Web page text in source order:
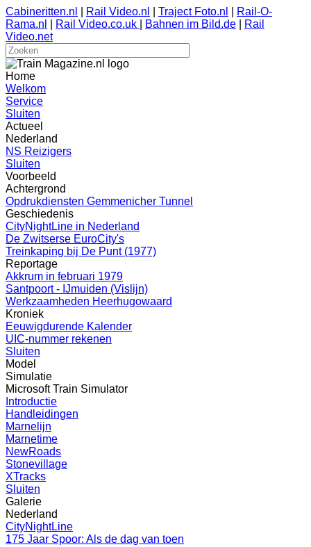
Cabineritten.nl Rail Video.nl Traject Foto.nl
Rail-O-
Rama.nl
Rail Video.co.uk Bahnen im Bild.de
Rail
Video.net
Home
Welkom
Service
Sluiten
Actueel
Nederland
NS Reizigers
Sluiten
Voorbeeld
Achtergrond
Opdrukdiensten Gemmenicher Tunnel
Geschiedenis
CityNightLine in Nederland
De Zwitserse EuroCity's
Treinkaping bij De Punt (1977)
Reportage
Akkrum in februari 1979
Santpoort - IJmuiden (Vislijn)
Werkzaamheden Heerhugowaard
Kroniek
Eeuwigdurende Kalender
UIC-nummer rekenen
Sluiten
Model
Simulatie
Microsoft Train Simulator
Introductie
Handleidingen
Marnelijn
Marnetime
NewRoads
Stonevillage
XTracks
Sluiten
Galerie
Nederland
CityNightLine
175 Jaar Spoor: Als de dag van toen